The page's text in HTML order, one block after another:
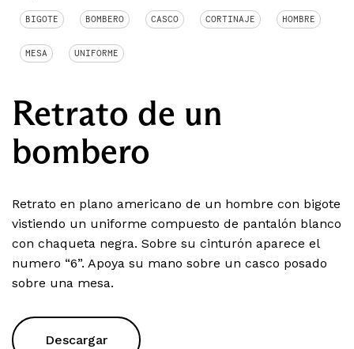
BIGOTE BOMBERO CASCO CORTINAJE HOMBRE
MESA UNIFORME
Retrato de un
bombero
Retrato en plano americano de un hombre con bigote
vistiendo un uniforme compuesto de pantalón blanco
con chaqueta negra. Sobre su cinturón aparece el
numero “6”. Apoya su mano sobre un casco posado
sobre una mesa.
Descargar